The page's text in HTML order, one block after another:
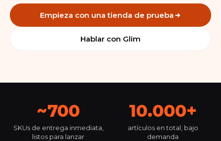
Empieza con una tienda de prueba
Hablar con Glim
~700
SKUs de entrega inmediata,
listos para lanzar
10.000+
artículos en total, bajo
demanda